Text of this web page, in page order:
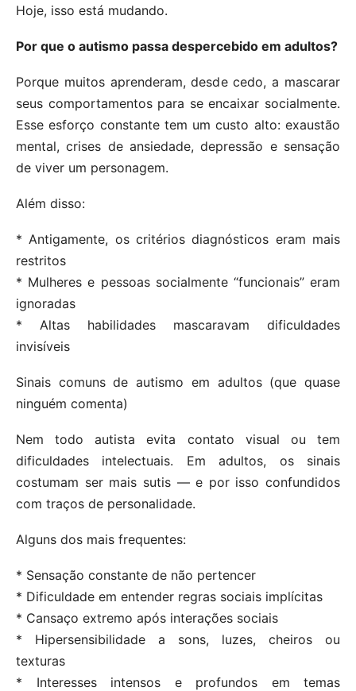
Hoje, isso está mudando.
Por que o autismo passa despercebido em adultos?
Porque muitos aprenderam, desde cedo, a mascarar
seus comportamentos para se encaixar socialmente.
Esse esforço constante tem um custo alto: exaustão
mental, crises de ansiedade, depressão e sensação
de viver um personagem.
Além disso:
* Antigamente, os critérios diagnósticos eram mais
restritos
* Mulheres e pessoas socialmente “funcionais” eram
ignoradas
* Altas habilidades mascaravam dificuldades
invisíveis
Sinais comuns de autismo em adultos (que quase
ninguém comenta)
Nem todo autista evita contato visual ou tem
dificuldades intelectuais. Em adultos, os sinais
costumam ser mais sutis — e por isso confundidos
com traços de personalidade.
Alguns dos mais frequentes:
* Sensação constante de não pertencer
* Dificuldade em entender regras sociais implícitas
* Cansaço extremo após interações sociais
* Hipersensibilidade a sons, luzes, cheiros ou
texturas
* Interesses intensos e profundos em temas